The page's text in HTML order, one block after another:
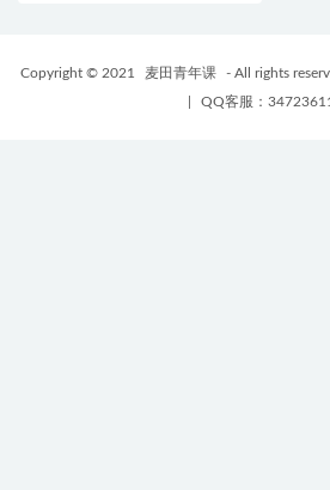
Copyright © 2021 麦田青年课 - All rights
QQ客服：